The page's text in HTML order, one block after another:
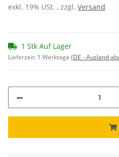
exkl. 19% USt. , zzgl. Versand
1 Stk Auf Lager
Lieferzeit: 1 Werktage (DE - Ausland